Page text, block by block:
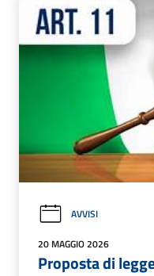
AVVISI
20 MAGGIO 2026
Proposta di